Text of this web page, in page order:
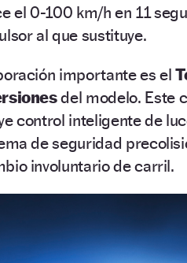
el 0-100 km/h en 11
al que sustituye.
importante es el
del modelo. Este
control inteligente de
de seguridad
involuntario de carril.